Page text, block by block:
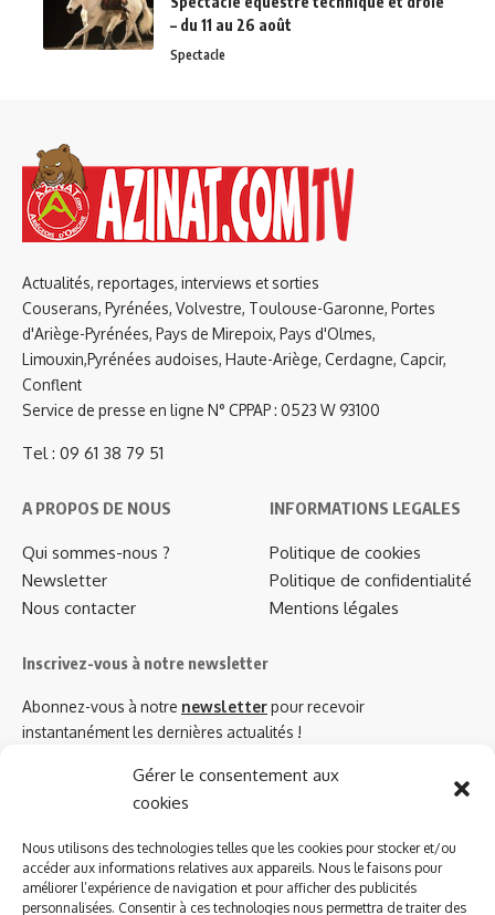
Gérer le consentement aux
cookies
Nous utilisons des technologies telles que les cookies pour stocker et/ou
accéder aux informations relatives aux appareils. Nous le faisons pour
améliorer l’expérience de navigation et pour afficher des publicités
personnalisées. Consentir à ces technologies nous permettra de traiter des
– du 11 au 26 août
Spectacle
Actualités, reportages, interviews et sorties
Couserans, Pyrénées, Volvestre, Toulouse-Garonne, Portes
d'Ariège-Pyrénées, Pays de Mirepoix, Pays d'Olmes,
Limouxin,Pyrénées audoises, Haute-Ariège, Cerdagne, Capcir,
Conflent
Service de presse en ligne N° CPPAP : 0523 W 93100
Tel : 09 61 38 79 51
A PROPOS DE NOUS
Qui sommes-nous ?
Newsletter
Nous contacter
INFORMATIONS LEGALES
Politique de cookies
Politique de confidentialité
Mentions légales
Inscrivez-vous à notre newsletter
Abonnez-vous à notre newsletterpour recevoir
instantanément les dernières actualités !
Azinat.com TV soutient